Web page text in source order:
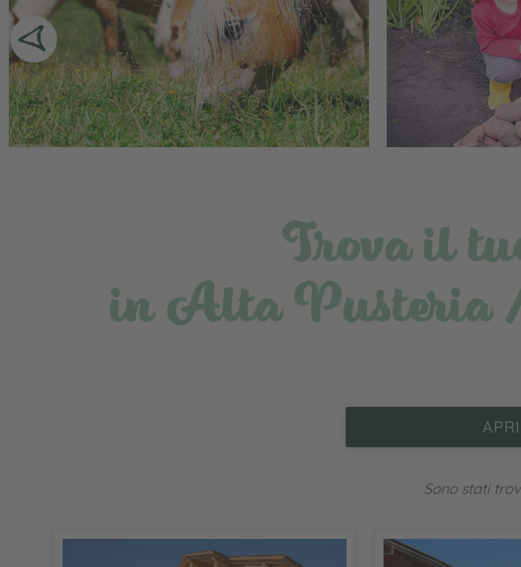
Trova il
in Alta Pusteria
Sono stati